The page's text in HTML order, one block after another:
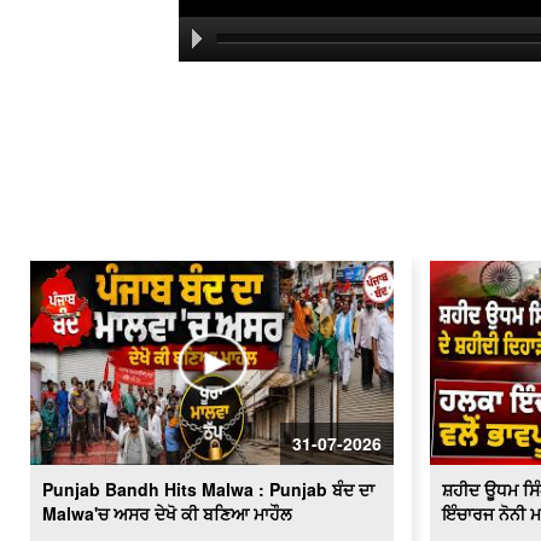
31-07-2026
Punjab Bandh Hits Malwa : Punjab ਬੰਦ ਦਾ
Malwa'ਚ ਅਸਰ ਦੇਖੋ ਕੀ ਬਣਿਆ ਮਾਹੌਲ
ਸ਼ਹੀਦ ਊਧਮ
ਇੰਚਾਰਜ ਨੋਨੀ